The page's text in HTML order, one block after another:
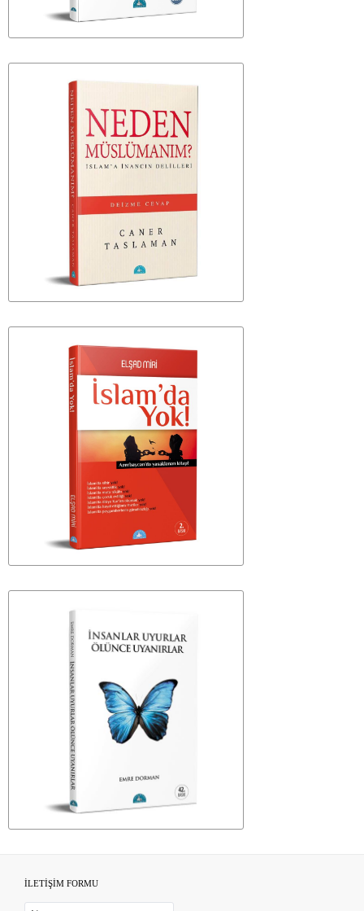
İLETİŞİM FORMU